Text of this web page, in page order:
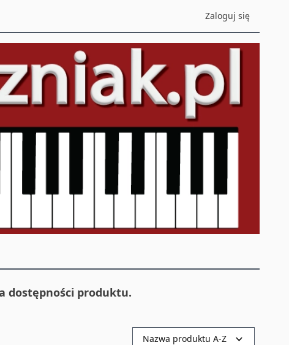
Zaloguj się
dostępności produktu.
Nazwa produktu A-Z